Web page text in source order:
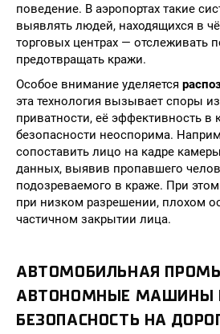
поведение. В аэропортах такие
выявлять людей, находящихся в
торговых центрах — отслеживать
предотвращать кражи.
Особое внимание уделяется
эта технология вызывает споры
приватности, её эффективность в
безопасности неоспорима.
сопоставить лицо на кадре
данных, выявив пропавшего
подозреваемого в краже. При
при низком разрешении, плохом
частичном закрытии лица.
АВТОМОБИЛЬНАЯ
АВТОНОМНЫЕ МАШИНЫ
БЕЗОПАСНОСТЬ НА